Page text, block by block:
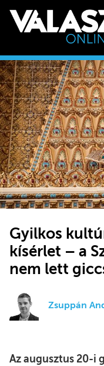
Gyilkos
kísérlet – a
nem lett
Zsuppán
Az augusztus 20-i